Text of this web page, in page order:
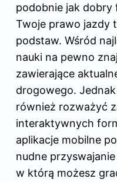
podobnie jak dobry
Twoje prawo jazdy
podstaw. Wśród
nauki na pewno
zawierające
drogowego.
również rozważyć
interaktywnych
aplikacje mobilne
nudne
w którą możesz